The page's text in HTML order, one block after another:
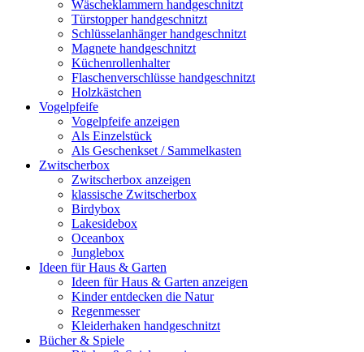
Wäscheklammern handgeschnitzt
Türstopper handgeschnitzt
Schlüsselanhänger handgeschnitzt
Magnete handgeschnitzt
Küchenrollenhalter
Flaschenverschlüsse handgeschnitzt
Holzkästchen
Vogelpfeife
Vogelpfeife anzeigen
Als Einzelstück
Als Geschenkset / Sammelkasten
Zwitscherbox
Zwitscherbox anzeigen
klassische Zwitscherbox
Birdybox
Lakesidebox
Oceanbox
Junglebox
Ideen für Haus & Garten
Ideen für Haus & Garten anzeigen
Kinder entdecken die Natur
Regenmesser
Kleiderhaken handgeschnitzt
Bücher & Spiele